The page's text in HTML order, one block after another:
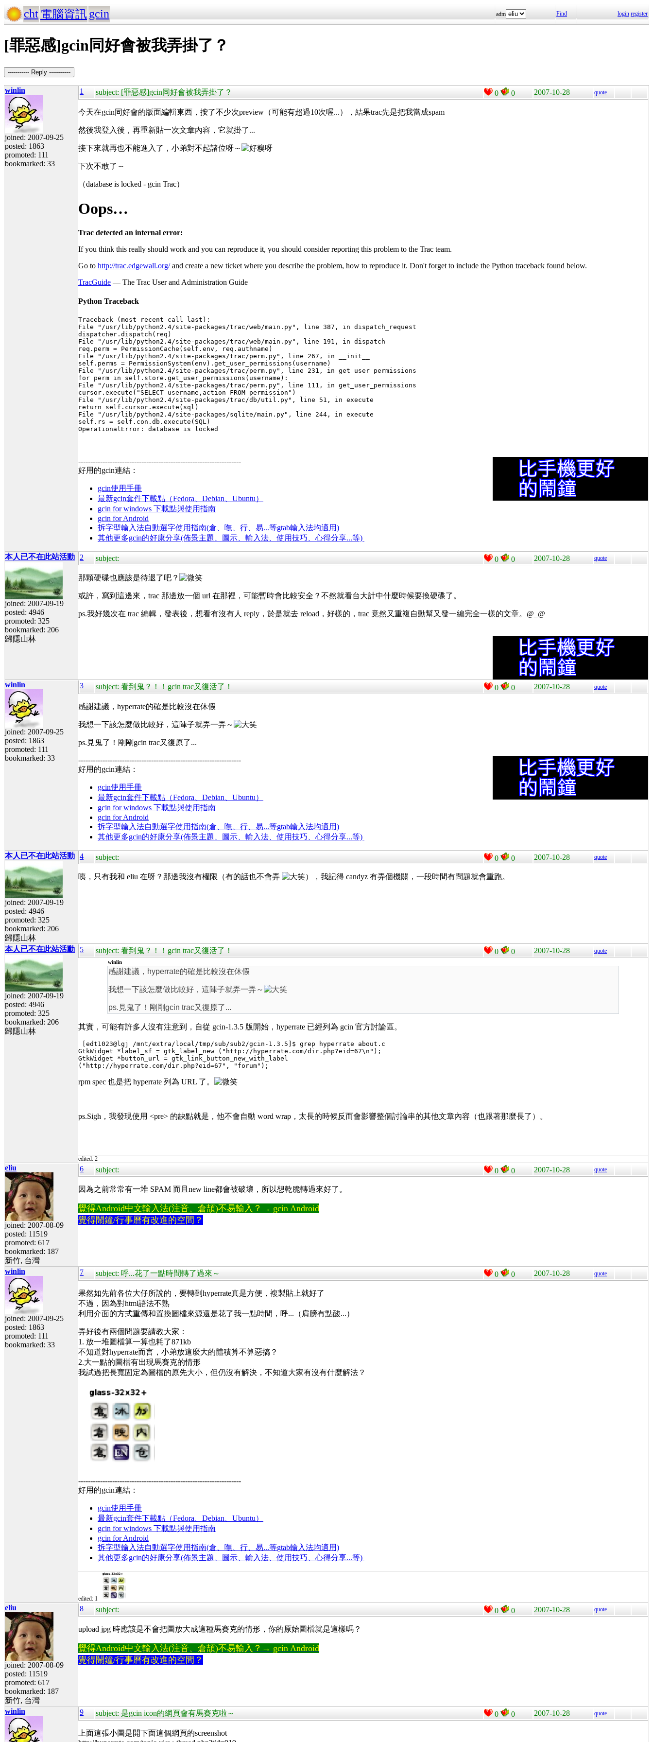
cht 電腦資訊 gcin adm Find login register
[罪惡感]gcin同好會被我弄掛了？
----------- Reply -----------
winlin
joined: 2007-09-25
posted: 1863
promoted: 111
bookmarked: 33
1 subject: [罪惡感]gcin同好會被我弄掛了？ 0 0 2007-10-28 quote
今天在gcin同好會的版面編輯東西，按了不少次preview（可能有超過10次喔...），結果trac先是把我當成spam
然後我登入後，再重新貼一次文章內容，它就掛了...
接下來就再也不能進入了，小弟對不起諸位呀～
下次不敢了～
（database is locked - gcin Trac）
Oops…
Trac detected an internal error:
If you think this really should work and you can reproduce it, you should consider reporting this problem to the Trac team.
Go to http://trac.edgewall.org/and create a new ticket where you describe the problem, how to reproduce it. Don't forget to include the Python traceback found below.
TracGuide — The Trac User and Administration Guide
Python Traceback
Traceback (most recent call last):
File "/usr/lib/python2.4/site-packages/trac/web/main.py", line 387, in dispatch_request
dispatcher.dispatch(req)
File "/usr/lib/python2.4/site-packages/trac/web/main.py", line 191, in dispatch
req.perm = PermissionCache(self.env, req.authname)
File "/usr/lib/python2.4/site-packages/trac/perm.py", line 267, in __init__
self.perms = PermissionSystem(env).get_user_permissions(username)
File "/usr/lib/python2.4/site-packages/trac/perm.py", line 231, in get_user_permissions
for perm in self.store.get_user_permissions(username):
File "/usr/lib/python2.4/site-packages/trac/perm.py", line 111, in get_user_permissions
cursor.execute("SELECT username,action FROM permission")
File "/usr/lib/python2.4/site-packages/trac/db/util.py", line 51, in execute
return self.cursor.execute(sql)
File "/usr/lib/python2.4/site-packages/sqlite/main.py", line 244, in execute
self.rs = self.con.db.execute(SQL)
-------------------------------------------------------------------
好用的gcin連結：
gcin使用手冊
最新gcin套件下載點（Fedora、Debian、Ubuntu）
gcin for windows 下載點與使用指南
gcin for Android
拆字型輸入法自動選字使用指南(倉、嘸、行、易...等gtab輸入法均適用)
其他更多gcin的好康分享(佈景主題、圖示、輸入法、使用技巧、心得分享...等)
本人已不在此站活動
joined: 2007-09-19
posted: 4946
promoted: 325
bookmarked: 206
歸隱山林
2 subject: 0 0 2007-10-28 quote
那顆硬碟也應該是待退了吧？
或許，寫到這邊來，trac 那邊放一個 url 在那裡，可能暫時會比較安全？不然就看台大計中什麼時候要換硬碟了。
ps.我好幾次在 trac 編輯，發表後，想看有沒有人 reply，於是就去 reload，好樣的，trac 竟然又重複自動幫又發一編完全一樣的文章。@_@
winlin
joined: 2007-09-25
posted: 1863
promoted: 111
bookmarked: 33
3 subject: 看到鬼？！！gcin trac又復活了！ 0 0 2007-10-28 quote
感謝建議，hyperrate的確是比較沒在休假
我想一下該怎麼做比較好，這陣子就弄一弄～
ps.見鬼了！剛剛gcin trac又復原了...
-------------------------------------------------------------------
好用的gcin連結：
gcin使用手冊
最新gcin套件下載點（Fedora、Debian、Ubuntu）
gcin for windows 下載點與使用指南
gcin for Android
拆字型輸入法自動選字使用指南(倉、嘸、行、易...等gtab輸入法均適用)
其他更多gcin的好康分享(佈景主題、圖示、輸入法、使用技巧、心得分享...等)
本人已不在此站活動
joined: 2007-09-19
posted: 4946
promoted: 325
bookmarked: 206
歸隱山林
4 subject: 0 0 2007-10-28 quote
咦，只有我和 eliu 在呀？那邊我沒有權限（有的話也不會弄 ），我記得 candyz 有弄個機關，一段時間有問題就會重跑。
本人已不在此站活動
joined: 2007-09-19
posted: 4946
promoted: 325
bookmarked: 206
歸隱山林
5 subject: 看到鬼？！！gcin trac又復活了！ 0 0 2007-10-28 quote
winlin
感謝建議，hyperrate的確是比較沒在休假
我想一下該怎麼做比較好，這陣子就弄一弄～
ps.見鬼了！剛剛gcin trac又復原了...
其實，可能有許多人沒有注意到，自從 gcin-1.3.5 版開始，hyperrate 已經列為 gcin 官方討論區。
[edt1023@lgj /mnt/extra/local/tmp/sub/sub2/gcin-1.3.5]$ grep hyperrate about.c
GtkWidget *label_sf = gtk_label_new ("http://hyperrate.com/dir.php?eid=67\n");
GtkWidget *button_url = gtk_link_button_new_with_label
rpm spec 也是把 hyperrate 列為 URL 了。
ps.Sigh，我發現使用 <pre> 的缺點就是，他不會自動 word wrap，太長的時候反而會影響整個討論串的其他文章內容（也跟著那麼長了）。
edited: 2
eliu
joined: 2007-08-09
posted: 11519
promoted: 617
bookmarked: 187
新竹, 台灣
6 subject: 0 0 2007-10-28 quote
因為之前常常有一堆 SPAM 而且new line都會被破壞，所以想乾脆轉過來好了。
覺得Android中文輸入法(注音、倉頡)不易輸入？→ gcin Android
覺得鬧鐘/行事曆有改進的空間？
winlin
joined: 2007-09-25
posted: 1863
promoted: 111
bookmarked: 33
7 subject: 呼...花了一點時間轉了過來～ 0 0 2007-10-28 quote
果然如先前各位大仔所說的，要轉到hyperrate真是方便，複製貼上就好了
不過，因為對html語法不熟
利用介面的方式重傳和置換圖檔來源還是花了我一點時間，呼...（肩膀有點酸...）
弄好後有兩個問題要請教大家：
1. 放一堆圖檔算一算也耗了871kb
不知道對hyperrate而言，小弟放這麼大的體積算不算惡搞？
2.大一點的圖檔有出現馬賽克的情形
我試過把長寬固定為圖檔的原先大小，但仍沒有解決，不知道大家有沒有什麼解法？
-------------------------------------------------------------------
好用的gcin連結：
gcin使用手冊
最新gcin套件下載點（Fedora、Debian、Ubuntu）
gcin for windows 下載點與使用指南
gcin for Android
拆字型輸入法自動選字使用指南(倉、嘸、行、易...等gtab輸入法均適用)
其他更多gcin的好康分享(佈景主題、圖示、輸入法、使用技巧、心得分享...等)
edited: 1
eliu
joined: 2007-08-09
posted: 11519
promoted: 617
bookmarked: 187
新竹, 台灣
8 subject: 0 0 2007-10-28 quote
upload jpg 時應該是不會把圖放大成這種馬賽克的情形，你的原始圖檔就是這樣嗎？
覺得Android中文輸入法(注音、倉頡)不易輸入？→ gcin Android
覺得鬧鐘/行事曆有改進的空間？
winlin 9 subject: 是gcin icon的網頁會有馬賽克啦～ 0 0 2007-10-28 quote
上面這張小圖是開下面這個網頁的screenshot